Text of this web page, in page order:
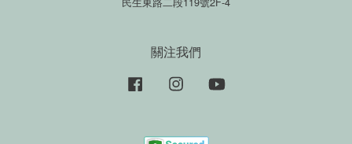
關注我們
Facebook Instagram